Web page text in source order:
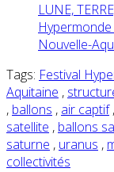
LUNE,
Nouvelle-
Tags: Festival
Aquitaine ,
, ballons , air captif,
satellite , ballons
saturne , uranus ,
collectivités